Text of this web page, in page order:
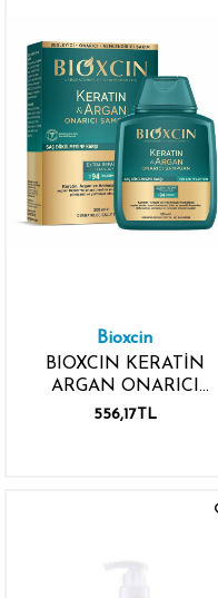
Bioxcin
BIOXCIN KERATİN
ARGAN ONARICI
ŞAMPUAN 300 2.Sİ %50
556,17TL